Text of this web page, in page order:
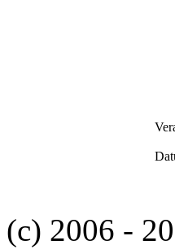
(c) 2006 -